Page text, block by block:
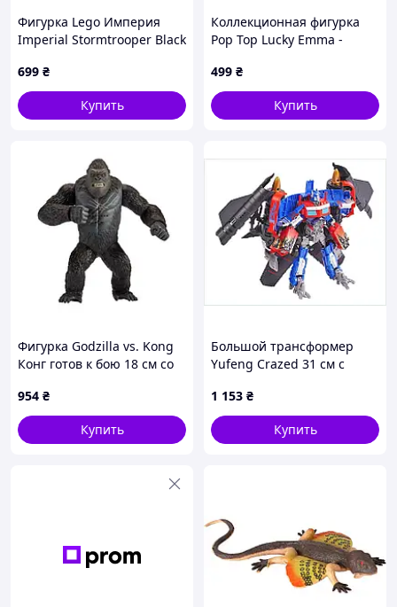
Фигурка Lego Империя
Imperial Stormtrooper Black
75447
699 ₴
Купить
Коллекционная фигурка
Pop Top Lucky Emma -
499 ₴
Купить
Фигурка Godzilla vs. Kong
Конг готов к бою 18 см со
954 ₴
Купить
Большой трансформер
Yufeng Crazed 31 см с
B8677422K
1 153 ₴
Купить